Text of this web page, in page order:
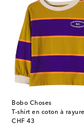
Bobo Choses
T-shirt en coton à
CHF 43
original price